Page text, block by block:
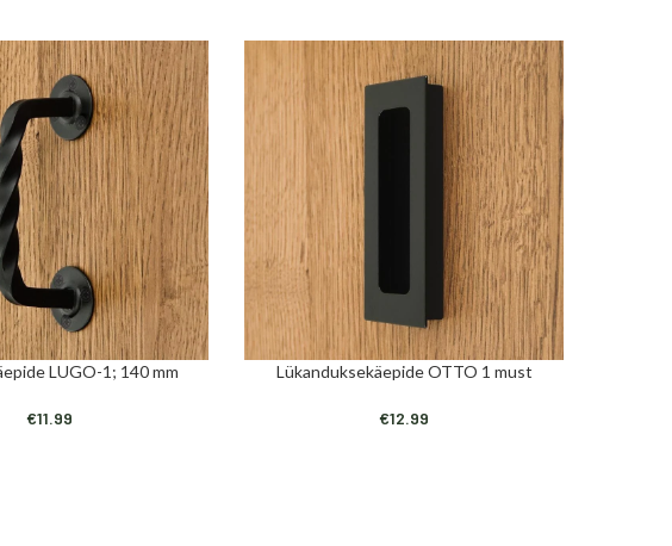
LUGO-1; 140 mm
€11.99
LISA KORVI
Lükanduksekäepide OTTO 1 must
€12.99